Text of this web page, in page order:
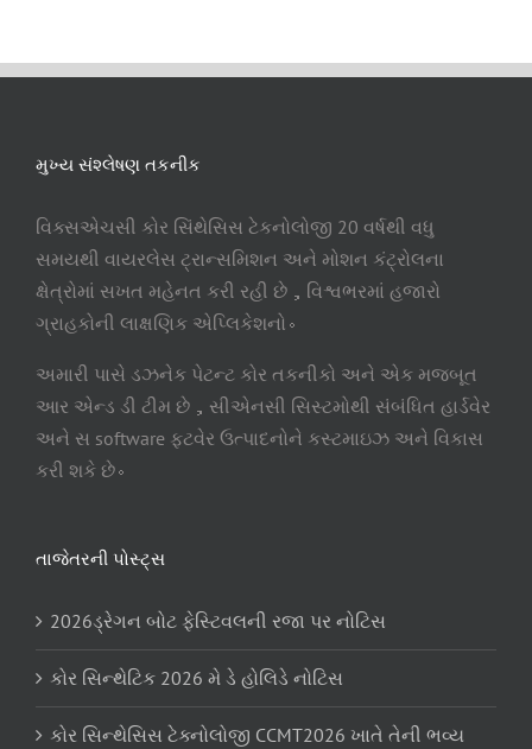
ભવ્ય
મુખ્ય સંશ્લેષણ તકનીક
વિક્સએચસી કોર સિંથેસિસ ટેકનોલોજી 20 વર્ષથી વધુ
સમયથી વાયરલેસ ટ્રાન્સમિશન અને મોશન કંટ્રોલના
ક્ષેત્રોમાં સખત મહેનત કરી રહી છે，વિશ્વભરમાં હજારો
ગ્રાહકોની લાક્ષણિક એપ્લિકેશનો。
અમારી પાસે ડઝનેક પેટન્ટ કોર તકનીકો અને એક મજબૂત
આર એન્ડ ડી ટીમ છે，સીએનસી સિસ્ટમોથી સંબંધિત હાર્ડવેર
અને સ software ફ્ટવેર ઉત્પાદનોને કસ્ટમાઇઝ અને વિકાસ
કરી શકે છે。
તાજેતરની પોસ્ટ્સ
2026ડ્રેગન બોટ ફેસ્ટિવલની રજા પર નોટિસ
કોર સિન્થેટિક 2026 મે ડે હોલિડે નોટિસ
કોર સિન્થેસિસ ટેક્નોલોજી CCMT2026 ખાતે તેની ભવ્ય